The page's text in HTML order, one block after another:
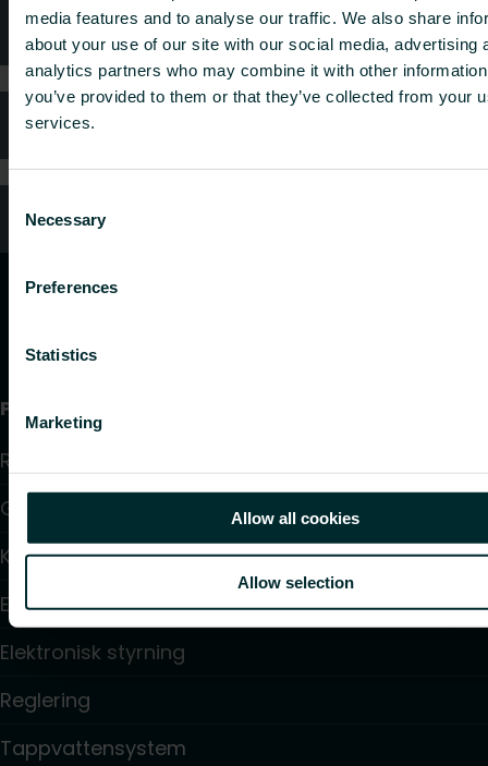
media features and to analyse our traffic. We also share
about your use of our site with our social media, advertising
analytics partners who may combine it with other
you’ve provided to them or that they’ve collected from your
services.
Selection
Necessary
Preferences
Statistics
Marketing
Allow all cookies
Allow selection
Teknisk rådgivning
Kundtjänst
Vanliga frågor
Produkter
Radiatorer
Golvvärme och golvkylning
Konvektorer och fläktkonvektorer
Elektrisk uppvärmning
Elektronisk styrning
Reglering
Tappvattensystem